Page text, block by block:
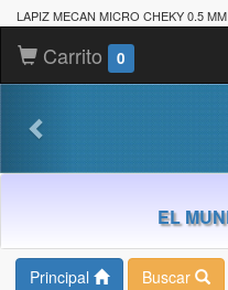
LAPIZ MECAN MICRO CHEKY 0.5
Carrito 0
EL
Principal Buscar